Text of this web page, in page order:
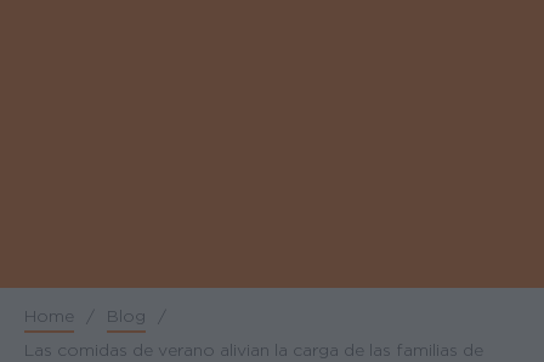
Breadcrumb
Home / Blog
/
Las comidas de verano alivian la carga de las familias de